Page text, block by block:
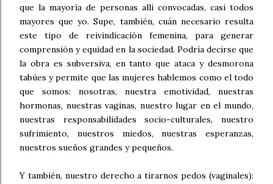
que la mayoría de personas allí convocadas, casi todos
mayores que yo. Supe, también, cuán necesario resulta
este tipo de reivindicación femenina, para generar
comprensión y equidad en la sociedad. Podría decirse que
la obra es subversiva, en tanto que ataca y desmorona
tabúes y permite que las mujeres hablemos como el todo
que somos: nosotras, nuestra emotividad, nuestras
hormonas, nuestras vaginas, nuestro lugar en el mundo,
nuestras responsabilidades socio-culturales, nuestro
sufrimiento, nuestros miedos, nuestras esperanzas,
nuestros sueños grandes y pequeños.
Y también, nuestro derecho a tirarnos pedos (vaginales):